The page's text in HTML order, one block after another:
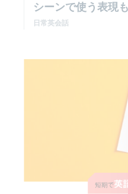
シーンで使う表現
日常英会話